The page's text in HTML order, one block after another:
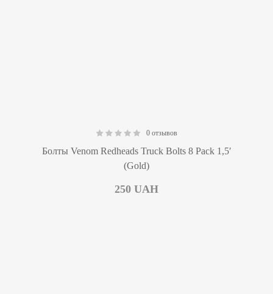
0 отзывов
Болты Venom Redheads Truck Bolts 8 Pack 1,5′
(Gold)
250 UAH